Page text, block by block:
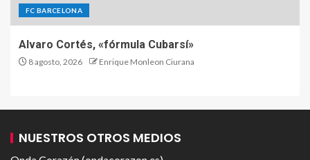
FC BARCELONA
Alvaro Cortés, «fórmula Cubarsí»
8 agosto, 2026 Enrique Monleon Ciurana
NUESTROS OTROS MEDIOS